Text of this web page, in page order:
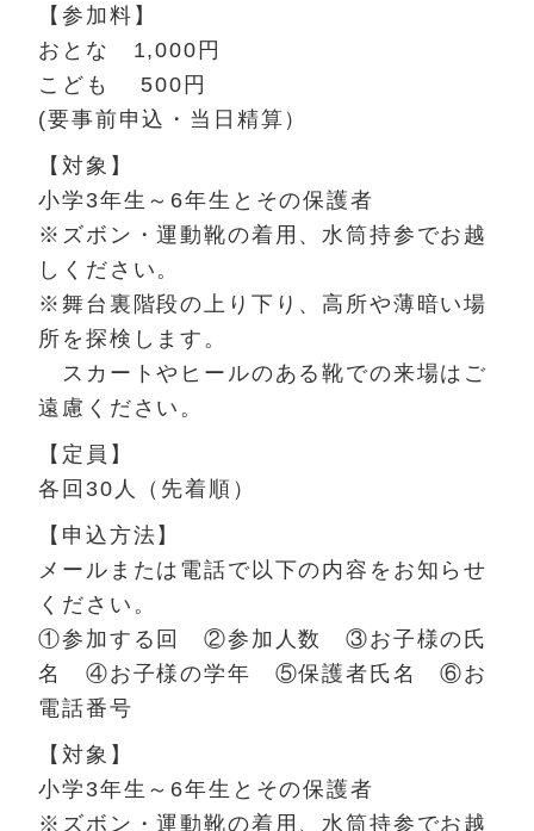
【参加料】
おとな 1,000円
こども 500円
(要事前申込・当日精算）
【対象】
小学3年生～6年生とその保護者
※ズボン・運動靴の着用、水筒持参でお越
しください。
※舞台裏階段の上り下り、高所や薄暗い場
所を探検します。
スカートやヒールのある靴での来場はご
遠慮ください。
【定員】
各回30人（先着順）
【申込方法】
メールまたは電話で以下の内容をお知らせ
ください。
①参加する回 ②参加人数 ③お子様の氏
名 ④お子様の学年 ⑤保護者氏名 ⑥お
電話番号
【対象】
小学3年生～6年生とその保護者
※ズボン・運動靴の着用、水筒持参でお越